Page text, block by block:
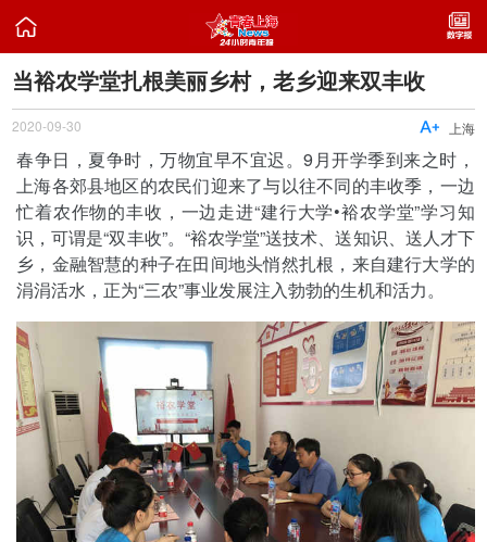

当裕农学堂扎根美丽乡村，老乡迎来双丰收
2020-09-30 上海

春争日，夏争时，万物宜早不宜迟。9月开学季到来之时，
上海各郊县地区的农民们迎来了与以往不同的丰收季，一边
忙着农作物的丰收，一边走进“建行大学•裕农学堂”学习知
识，可谓是“双丰收”。“裕农学堂”送技术、送知识、送人才下
乡，金融智慧的种子在田间地头悄然扎根，来自建行大学的
涓涓活水，正为“三农”事业发展注入勃勃的生机和活力。